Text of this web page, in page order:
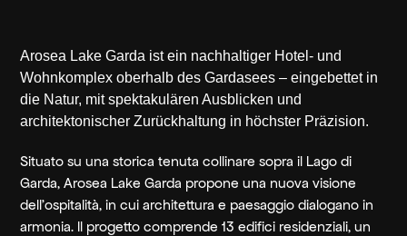
Arosea Lake Garda ist ein nachhaltiger Hotel- und
Wohnkomplex oberhalb des Gardasees – eingebettet in
die Natur, mit spektakulären Ausblicken und
architektonischer Zurückhaltung in höchster Präzision.
Situato su una storica tenuta collinare sopra il Lago di
Garda, Arosea Lake Garda propone una nuova visione
dell’ospitalità, in cui architettura e paesaggio dialogano in
armonia. Il progetto comprende 13 edifici residenziali, un